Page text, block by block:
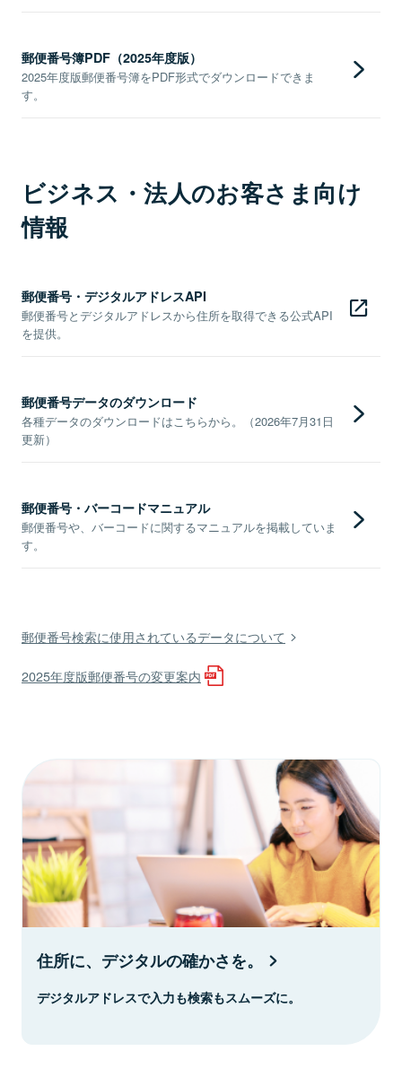
郵便番号簿PDF（2025年度版）
2025年度版郵便番号簿をPDF形式でダウンロードできま
す。
ビジネス・法人のお客さま向け
情報
郵便番号・デジタルアドレスAPI
郵便番号とデジタルアドレスから住所を取得できる公式API
を提供。
郵便番号データのダウンロード
各種データのダウンロードはこちらから。（2026年7月31日
更新）
郵便番号・バーコードマニュアル
郵便番号や、バーコードに関するマニュアルを掲載していま
す。
郵便番号検索に使用されているデータについて
2025年度版郵便番号の変更案内
住所に、デジタルの確かさを。
デジタルアドレスで入力も検索もスムーズに。